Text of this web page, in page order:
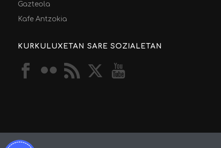
Gazteola
Kafe Antzokia
KURKULUXETAN SARE SOZIALETAN